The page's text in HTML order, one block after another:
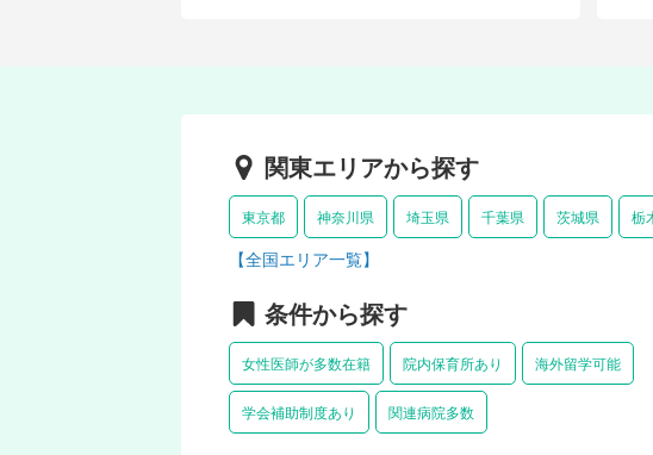
関東エリアから探す
東京都 神奈川県 埼玉県 千葉県 茨城県 栃
【全国エリア一覧】
条件から探す
女性医師が多数在籍 院内保育所あり 海外留学可能
学会補助制度あり 関連病院多数